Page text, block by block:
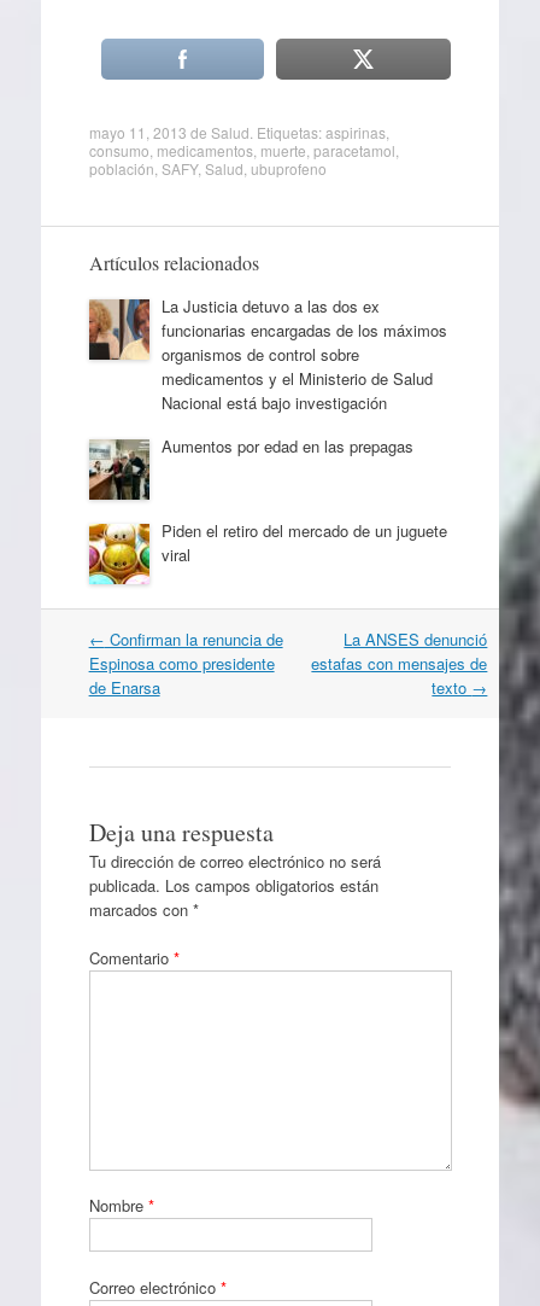
mayo 11, 2013 de Salud . Etiquetas:aspirinas,
consumo medicamentos, muerte paracetamol
población SAFY, Salud ubuprofeno
Artículos relacionados
La Justicia detuvo a las dos ex
funcionarias encargadas de los máximos
organismos de control sobre
medicamentos y el Ministerio de Salud
Nacional está bajo investigación
Aumentos por edad en las prepagas
Piden el retiro del mercado de un juguete
viral
Navegación
por
artículos
← Confirman la renuncia de
Espinosa como presidente
de Enarsa
La ANSES denunció
estafas con mensajes de
texto →
Deja una respuesta
Tu dirección de correo electrónico no será
publicada. Los campos obligatorios están
marcados con *
Comentario *
Nombre *
Correo electrónico *